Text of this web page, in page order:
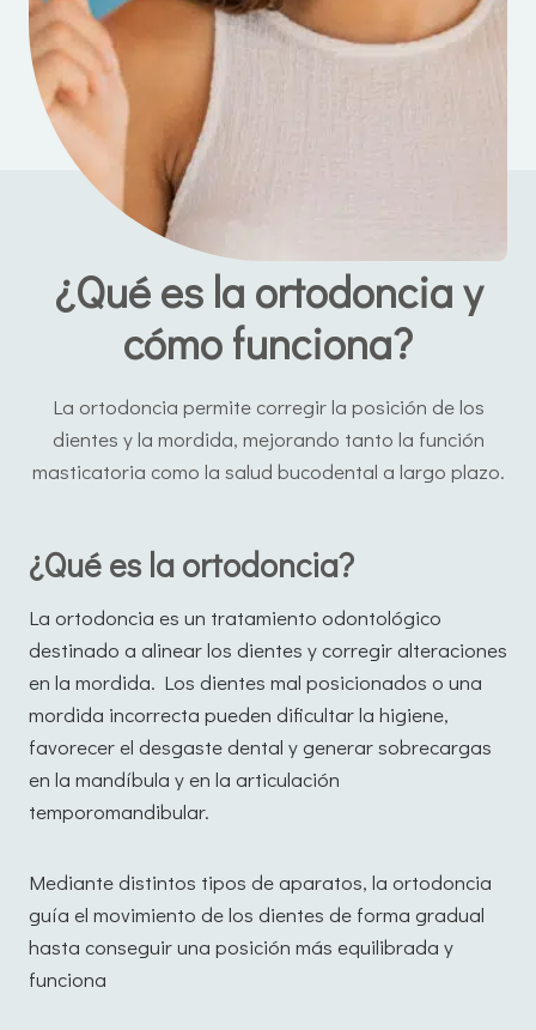
¿Qué es la ortodoncia y
cómo funciona?
La ortodoncia permite corregir la posición de los
dientes y la mordida, mejorando tanto la función
masticatoria como la salud bucodental a largo plazo.
¿Qué es la ortodoncia?
La ortodoncia es un tratamiento odontológico
destinado a alinear los dientes y corregir alteraciones
en la mordida. Los dientes mal posicionados o una
mordida incorrecta pueden dificultar la higiene,
favorecer el desgaste dental y generar sobrecargas
en la mandíbula y en la articulación
temporomandibular.
Mediante distintos tipos de aparatos, la ortodoncia
guía el movimiento de los dientes de forma gradual
hasta conseguir una posición más equilibrada y
funciona